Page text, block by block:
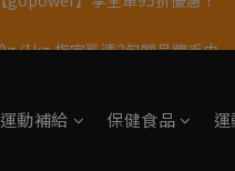
運動補給 保健食品